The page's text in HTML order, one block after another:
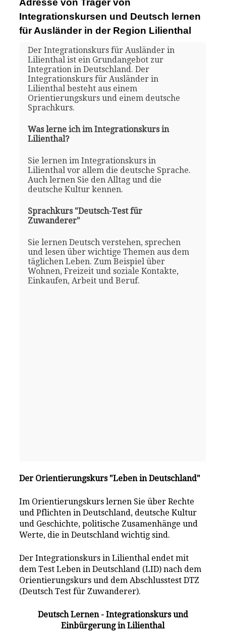
Adresse von Träger von
Integrationskursen und Deutsch lernen
für Ausländer in der Region Lilienthal
Der Integrationskurs für Ausländer in
Lilienthal ist ein Grundangebot zur
Integration in Deutschland. Der
Integrationskurs für Ausländer in
Lilienthal besteht aus einem
Orientierungskurs und einem deutsche
Sprachkurs.
Was lerne ich im Integrationskurs in
Lilienthal?
Sie lernen im Integrationskurs in
Lilienthal vor allem die deutsche Sprache.
Auch lernen Sie den Alltag und die
deutsche Kultur kennen.
Sprachkurs "Deutsch-Test für
Zuwanderer"
Sie lernen Deutsch verstehen, sprechen
und lesen über wichtige Themen aus dem
täglichen Leben. Zum Beispiel über
Wohnen, Freizeit und soziale Kontakte,
Einkaufen, Arbeit und Beruf.
Der Orientierungskurs "Leben in Deutschland"
Im Orientierungskurs lernen Sie über Rechte
und Pflichten in Deutschland, deutsche Kultur
und Geschichte, politische Zusamenhänge und
Werte, die in Deutschland wichtig sind.
Der Integrationskurs in Lilienthal endet mit
dem Test Leben in Deutschland (LID) nach dem
Orientierungskurs und dem Abschlusstest DTZ
(Deutsch Test für Zuwanderer).
Deutsch Lernen - Integrationskurs und
Einbürgerung in Lilienthal